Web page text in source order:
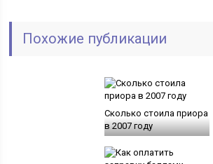
Похожие публикации
Сколько стоила приора
в 2007 году